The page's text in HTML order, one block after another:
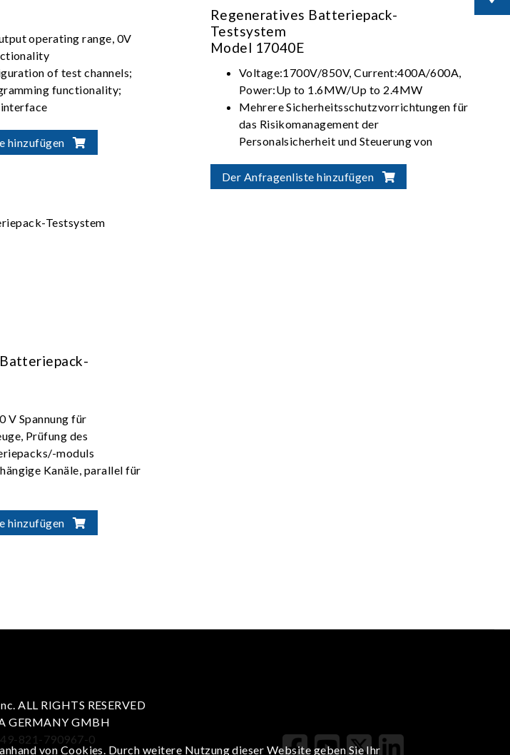
operating range, 0V
of test channels;
functionality;
switching between
Stable and
hinzufügen
Regeneratives Batteriepack-
Testsystem
Model 17040E
Voltage:1700V/850V, Current:400A/600A,
Power:Up to 1.6MW/Up to 2.4MW
Mehrere Sicherheitsschutzvorrichtungen für
das Risikomanagement der
Personalsicherheit und Steuerung von
Flexible Integration für automatisierte
Lösungen zur Batterieverifizierung
Der Anfragenliste hinzufügen
V Spannung für
Prüfung des
moduls
Kanäle, parallel für
hinzufügen
ALL RIGHTS RESERVED
GERMANY GMBH
821-790967-0
von Cookies. Durch weitere Nutzung dieser Website geben Sie Ihr